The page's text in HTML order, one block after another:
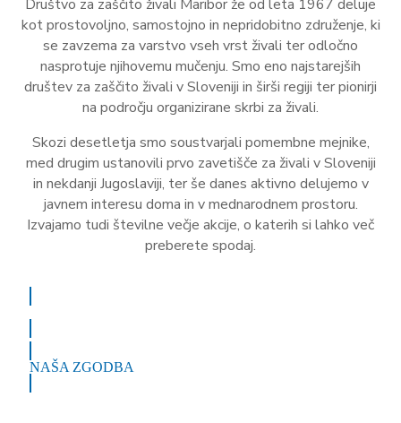
Društvo za zaščito živali Maribor že od leta 1967 deluje
kot prostovoljno, samostojno in nepridobitno združenje, ki
se zavzema za varstvo vseh vrst živali ter odločno
nasprotuje njihovemu mučenju. Smo eno najstarejših
društev za zaščito živali v Sloveniji in širši regiji ter pionirji
na področju organizirane skrbi za živali.
Skozi desetletja smo soustvarjali pomembne mejnike,
med drugim ustanovili prvo zavetišče za živali v Sloveniji
in nekdanji Jugoslaviji, ter še danes aktivno delujemo v
javnem interesu doma in v mednarodnem prostoru.
Izvajamo tudi številne večje akcije, o katerih si lahko več
preberete spodaj.
NAŠA ZGODBA